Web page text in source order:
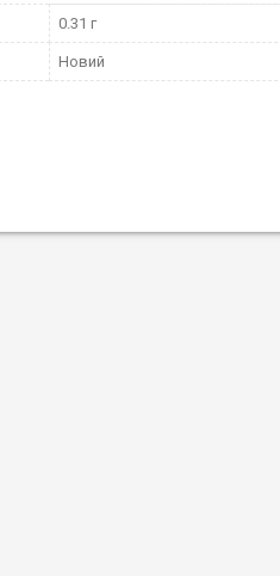
0.31 г
Новий